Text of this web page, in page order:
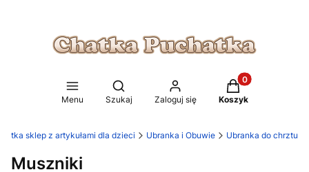
Menu
Otwórz wyszukiwarkę
Szukaj Zaloguj się
Produkty w
Koszyk
sklep z artykułami dla dzieci Ubranka i Obuwie Ubranka do chrztu
Muszniki